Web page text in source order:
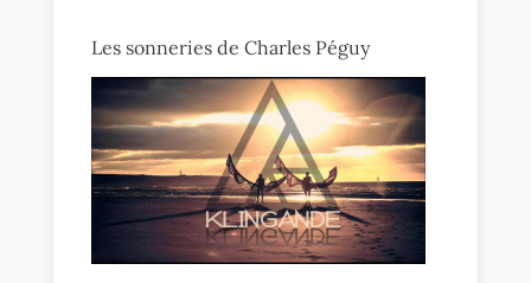
Les sonneries de Charles Péguy